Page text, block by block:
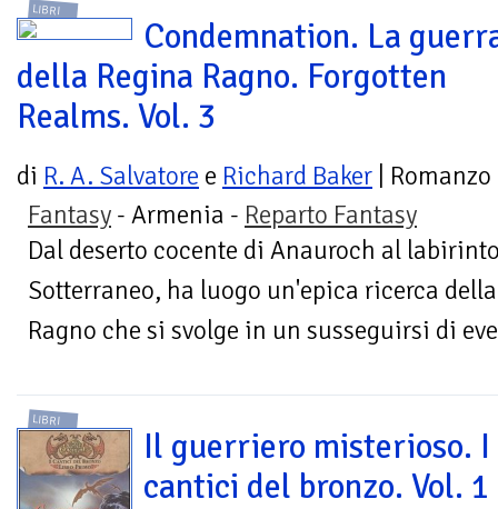
LIBRI
Condemnation. La
della Regina Ragno. Forgotten
Realms. Vol. 3
di R. A. Salvatore e Richard Baker | Romanzo
Fantasy - Armenia - Reparto Fantasy
Dal deserto cocente di Anauroch al
Sotterraneo, ha luogo un'epica ricerca
Ragno che si svolge in un susseguirsi di
LIBRI
Il guerriero misterioso. I
cantici del bronzo. Vol. 1